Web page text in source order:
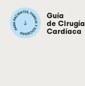
Guía
de Cirugía
Cardíaca